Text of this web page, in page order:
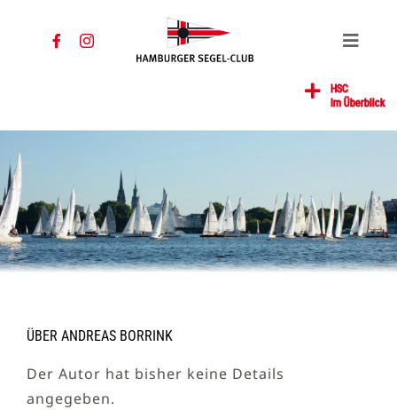
Toggle
Jugend
Mitglied
Gastronomie
SUCHE
HSC
Im Überblick
ÜBER ANDREAS BORRINK
Der Autor hat bisher keine Details
angegeben.